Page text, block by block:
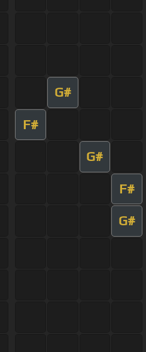
G#
F#
G#
F#
G#